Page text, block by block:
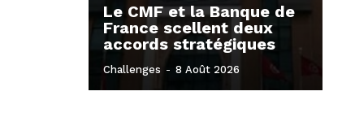
Le CMF et la Banque de
France scellent deux
accords stratégiques
Challenges - 8 Août 2026